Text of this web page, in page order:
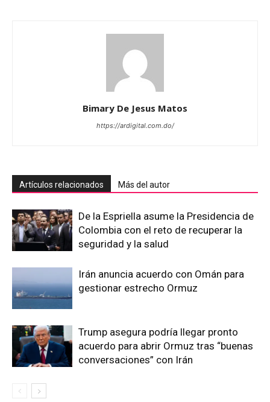
Bimary De Jesus Matos
https://ardigital.com.do/
Artículos relacionados Más del autor
De la Espriella asume la Presidencia de
Colombia con el reto de recuperar la
seguridad y la salud
Irán anuncia acuerdo con Omán para
gestionar estrecho Ormuz
Trump asegura podría llegar pronto
acuerdo para abrir Ormuz tras “buenas
conversaciones” con Irán